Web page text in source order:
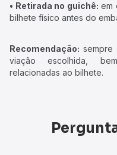
• Retirada no guichê: em
bilhete físico antes do
Recomendação: sempre
viação escolhida,
relacionadas ao bilhete.